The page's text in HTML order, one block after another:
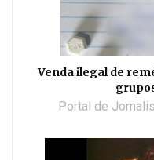
Venda ilegal de
Portal de